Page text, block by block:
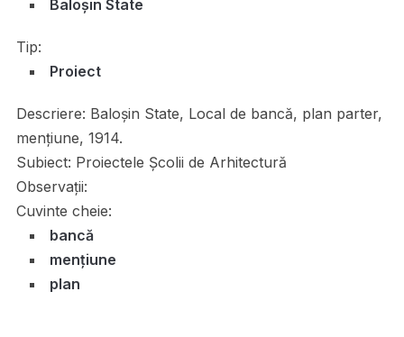
Baloşin State
Tip:
Proiect
Descriere: Baloşin State, Local de bancă, plan parter,
mențiune, 1914.
Subiect: Proiectele Școlii de Arhitectură
Observații:
Cuvinte cheie:
bancă
mențiune
plan